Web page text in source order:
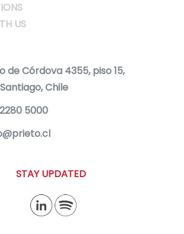
US
de Córdova 4355, piso 15,
Chile
5000
STAY UPDATED